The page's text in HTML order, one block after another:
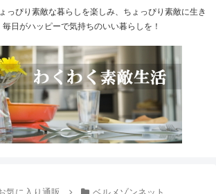
っぴり素敵な暮らしを楽しみ、ちょっぴり素敵に生き
日がハッピーで気持ちのいい暮らしを！